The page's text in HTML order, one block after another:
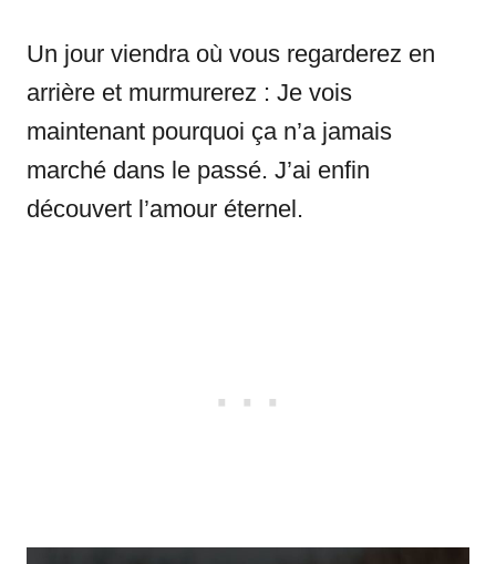
Un jour viendra où vous regarderez en
arrière et murmurerez : Je vois
maintenant pourquoi ça n’a jamais
marché dans le passé. J’ai enfin
découvert l’amour éternel.